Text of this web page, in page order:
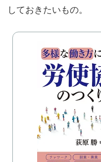
しておきたいもの。